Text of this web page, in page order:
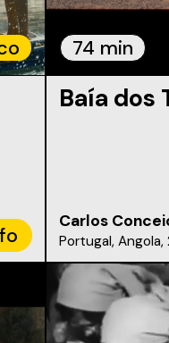
74 min
Baía dos
Carlos
Portugal, Angola,